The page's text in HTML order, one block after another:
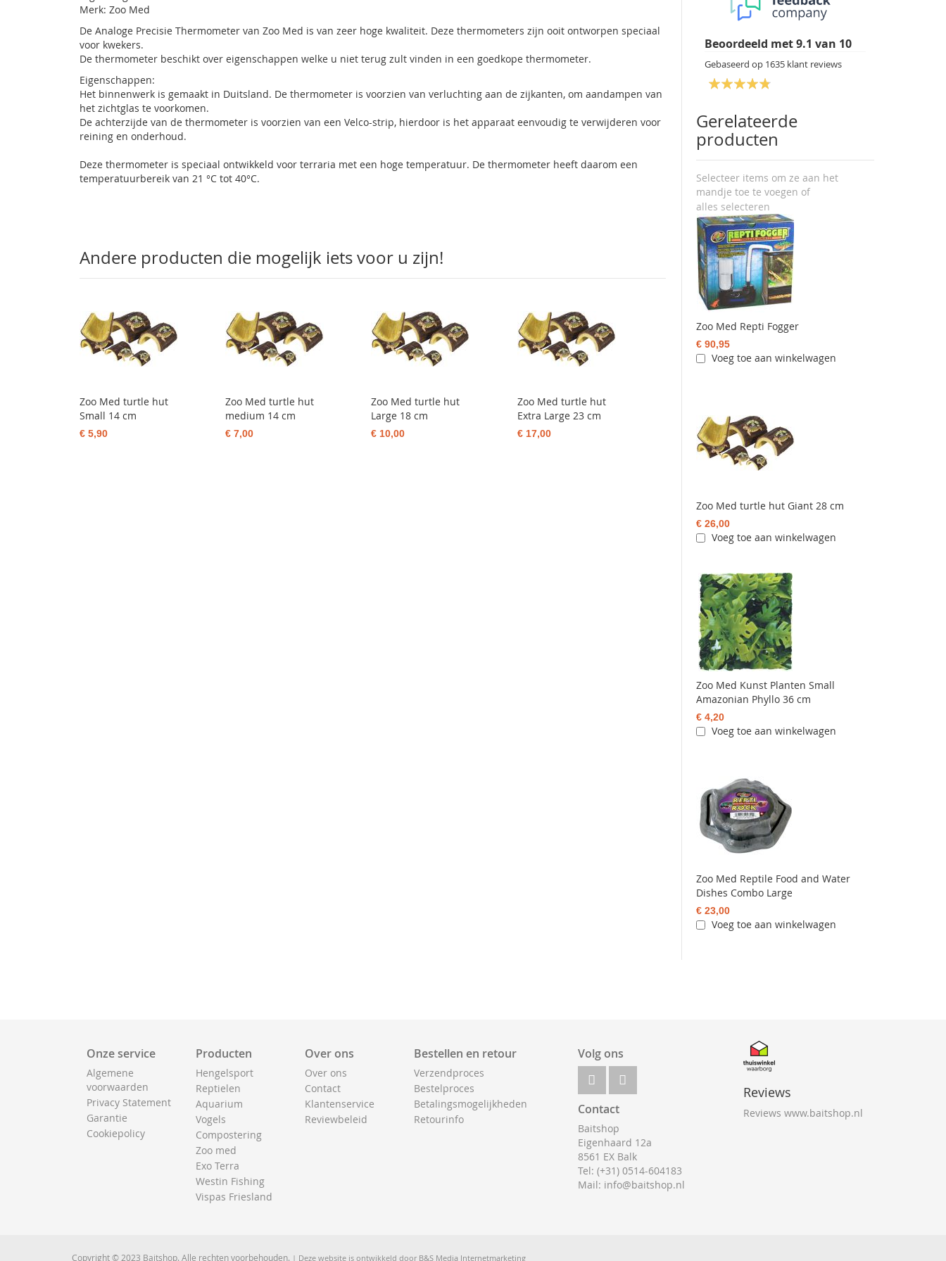
Beoordeeld met9.1 van 10
Gebaseerd op 1635 klant reviews
Gerelateerde
producten
Selecteer items om ze aan het
mandje toe te voegen of
alles selecteren
Zoo Med Repti Fogger
€ 90,95
Voeg toe aan winkelwagen
Zoo Med turtle hut Giant 28 cm
€ 26,00
Voeg toe aan winkelwagen
Zoo Med Kunst Planten Small
Amazonian Phyllo 36 cm
€ 4,20
Voeg toe aan winkelwagen
Zoo Med Reptile Food and Water
Dishes Combo Large
€ 23,00
Voeg toe aan winkelwagen
Merk: Zoo Med
De Analoge Precisie Thermometer van Zoo Med is van zeer hoge kwaliteit. Deze thermometers zijn ooit ontworpen speciaal
voor kwekers.
De thermometer beschikt over eigenschappen welke u niet terug zult vinden in een goedkope thermometer.
Eigenschappen:
Het binnenwerk is gemaakt in Duitsland. De thermometer is voorzien van verluchting aan de zijkanten, om aandampen van
het zichtglas te voorkomen.
De achterzijde van de thermometer is voorzien van een Velco-strip, hierdoor is het apparaat eenvoudig te verwijderen voor
reining en onderhoud.
Deze thermometer is speciaal ontwikkeld voor terraria met een hoge temperatuur. De thermometer heeft daarom een
temperatuurbereik van 21 °C tot 40°C.
Andere producten die mogelijk iets voor u zijn!
Zoo Med turtle hut
Small 14 cm
€ 5,90
Zoo Med turtle hut
medium 14 cm
€ 7,00
Zoo Med turtle hut
Large 18 cm
€ 10,00
Zoo Med turtle hut
Extra Large 23 cm
€ 17,00
Onze service
Algemene
voorwaarden
Privacy Statement
Garantie
Cookiepolicy
Producten
Hengelsport
Reptielen
Aquarium
Vogels
Compostering
Zoo med
Exo Terra
Westin Fishing
Vispas Friesland
Over ons
Over ons
Contact
Klantenservice
Reviewbeleid
Bestellen en retour
Verzendproces
Bestelproces
Betalingsmogelijkheden
Retourinfo
Volg ons
Contact
Baitshop
Eigenhaard 12a
8561 EX Balk
Tel: (+31) 0514-604183
Mail: info@baitshop.nl
Reviews
Reviews www.baitshop.nl
Copyright © 2023 Baitshop. Alle rechten voorbehouden. | Deze website is ontwikkeld door B&S Media Internetmarketing